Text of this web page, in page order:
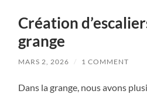
Création
grange
MARS 2, 2026 / 1 COMMENT
Dans la grange, nous avons